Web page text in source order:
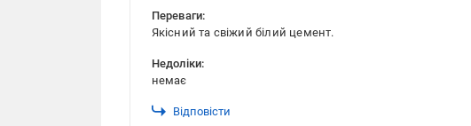
Переваги:
Якісний та свіжий білий цемент.
Недоліки:
немає
Відповісти